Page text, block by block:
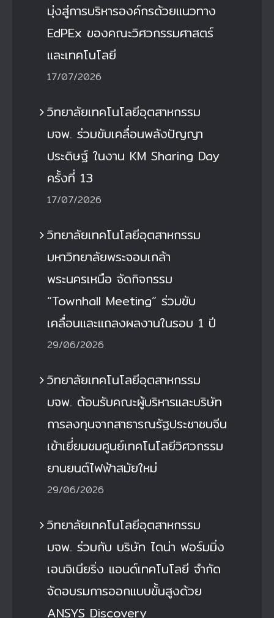
มุ่งสู่การบริหารองค์กรด้วยแนวทาง
EdPEx ของคณะวิศวกรรมศาสตร์
และเทคโนโลยี
17/07/2026
วิทยาลัยเทคโนโลยีอุตสาหกรรม
มจพ. ร่วมขับเคลื่อนพลังปัญญา
ประดิษฐ์ ในงาน KM Sharing Day
ครั้งที่ 13
17/07/2026
วิทยาลัยเทคโนโลยีอุตสาหกรรม
มหาวิทยาลัยพระจอมเกล้า
พระนครเหนือ จัดกิจกรรม
“Townhall Meeting” ร่วมขับ
เคลื่อนและแถลงผลงานในรอบ 1 ปี
29/06/2026
วิทยาลัยเทคโนโลยีอุตสาหกรรม
มจพ. ต้อนรับคณะผู้บริหารและบริษัท
การลงทุนจากสาธารณรัฐประชาชนจีน
เข้าเยี่ยมชมศูนย์เทคโนโลยีวิศวกรรม
ยานยนต์ไฟฟ้าสมัยใหม่
29/06/2026
วิทยาลัยเทคโนโลยีอุตสาหกรรม
มจพ. ร่วมกับ บริษัท ไดน่า ฟอร์มมิ่ง
เอนจิเนียริ่ง แอนด์เทคโนโลยี จำกัด
จัดอบรมการออกแบบขั้นสูงด้วย
ANSYS Discovery